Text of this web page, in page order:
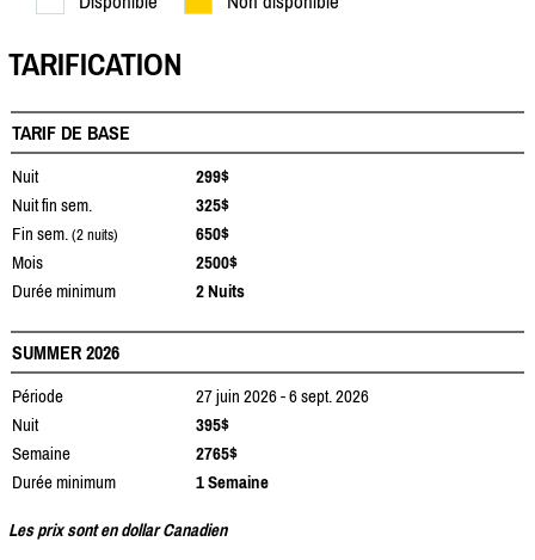
TARIFICATION
TARIF DE BASE
Nuit
299$
Nuit fin sem.
325$
Fin sem. (2 nuits)
650$
Mois
2500$
Durée minimum
2 Nuits
SUMMER 2026
Période
27 juin 2026 - 6 sept. 2026
Nuit
395$
Semaine
2765$
Durée minimum
1 Semaine
Les prix sont en dollar Canadien